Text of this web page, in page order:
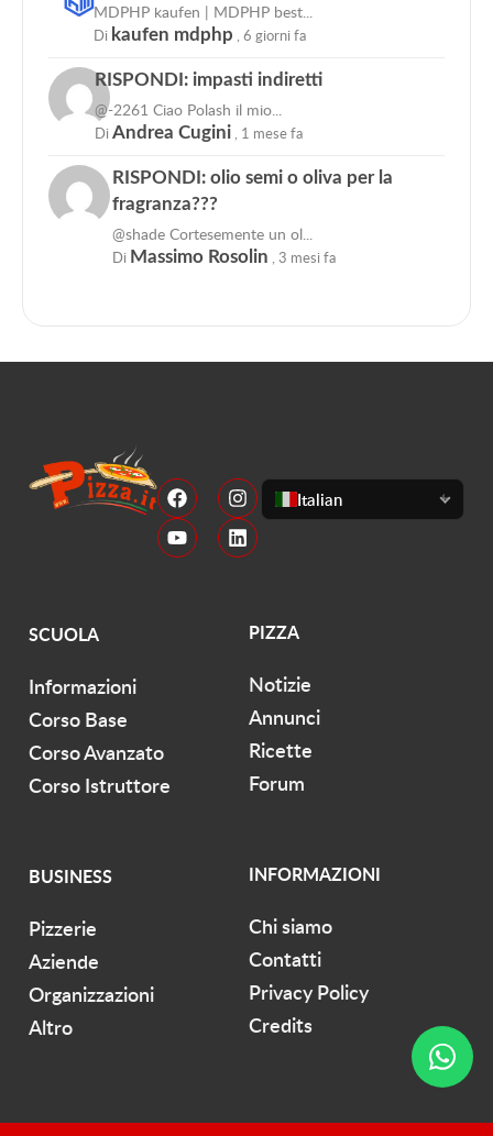
MDPHP kaufen | MDPHP best...
Di kaufen mdphp , 6 giorni fa
RISPONDI: impasti indiretti
@-2261 Ciao Polash il mio...
DiAndrea Cugini , 1 mese fa
RISPONDI: olio semi o oliva per la
fragranza???
@shade Cortesemente un ol...
Di Massimo Rosolin , 3 mesi fa
Italian
SCUOLA
Informazioni
Corso Base
Corso Avanzato
Corso Istruttore
PIZZA
Notizie
Annunci
Ricette
Forum
BUSINESS
Pizzerie
Aziende
Organizzazioni
Altro
INFORMAZIONI
Chi siamo
Contatti
Privacy Policy
Credits